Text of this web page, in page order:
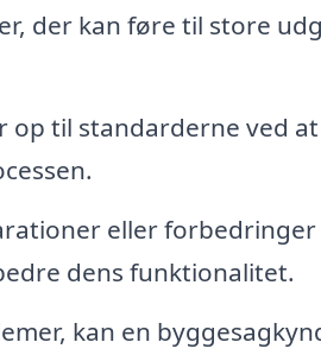
der kan føre til store
til standarderne ved
eller
dens funktionalitet.
kan en